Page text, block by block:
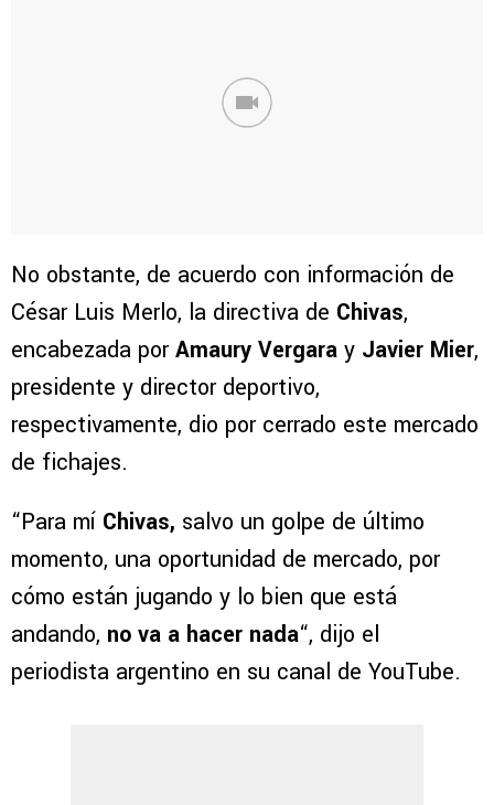
No obstante, de acuerdo con información de
César Luis Merlo, la directiva de Chivas,
encabezada porAmaury Vergara y Javier Mier,
presidente y director deportivo,
respectivamente, dio por cerrado este mercado
de fichajes.
“Para mí Chivas, salvo un golpe de último
momento, una oportunidad de mercado, por
cómo están jugando y lo bien que está
andando, no va a hacer nada“, dijo el
periodista argentino en su canal de YouTube.